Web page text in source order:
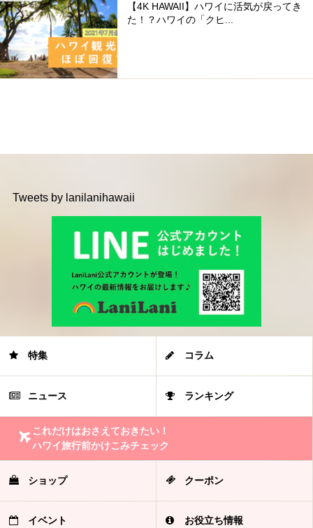
【4K HAWAII】ハワイに活気が戻ってき
た！？ハワイの「クヒ...
Tweets by lanilanihawaii
特集 コラム
ニュース ランキング
これだけはおさえておきたい！
ハワイ旅行前かけこみチェック
ショップ クーポン
イベント お役立ち情報